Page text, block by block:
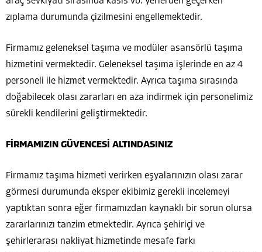
zıplama durumunda çizilmesini engellemektedir.
Firmamız geleneksel taşıma ve modüler asansörlü taşıma
hizmetini vermektedir. Geleneksel taşıma işlerinde en az 4
personeli ile hizmet vermektedir. Ayrıca taşıma sırasında
doğabilecek olası zararları en aza indirmek için personelimiz
sürekli kendilerini geliştirmektedir.
FİRMAMIZIN GÜVENCESİ ALTINDASINIZ
Firmamız taşıma hizmeti verirken eşyalarınızın olası zarar
görmesi durumunda eksper ekibimiz gerekli incelemeyi
yaptıktan sonra eğer firmamızdan kaynaklı bir sorun olursa
zararlarınızı tanzim etmektedir. Ayrıca şehiriçi ve
şehirlerarası nakliyat hizmetinde mesafe farkı